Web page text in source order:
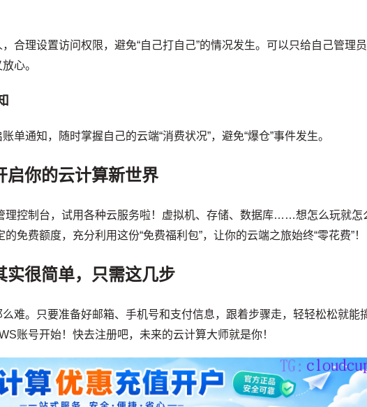
合理设置访问权限，避免“自己打自己”的情况发生。可以只给自己管理员
心。
单通知，随时掌握自己的云端“消费状况”，避免“爆仓”事件发生。
启你的云计算新世界
理控制台，试用各种云服务啦！虚拟机、存储、数据库……想怎么玩就怎
免费额度，充分利用这份“免费福利包”，让你的云端之旅始终“零花费”！
实很简单，只需这几步
难。只要准备好邮箱、手机号和支付信息，跟着步骤走，轻轻松松就能
账号开始！快去注册吧，未来的云计算大师就是你！